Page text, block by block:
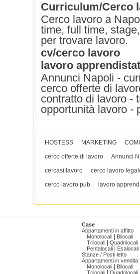
Curriculum/Cerco
Cerco lavoro a
time, full time,
per trovare lavoro.
cv/cerco lavoro
lavoro
Annunci Napoli -
cerco offerte di
contratto di lavoro -
opportunità lavoro -
HOSTESS MARKETING
cerco offerte di lavoro
Annunci
cercasi lavoro
cerco lavoro
cerco lavoro pub
lavoro
Case
Appartamenti in affitto
Monolocali
Bilocali
Trilocali
Quadrilocali
Pentalocali
Esalocali
Stanze / Posti letto
Appartamenti in vendita
Monolocali
Bilocali
Trilocali
Quadrilocali